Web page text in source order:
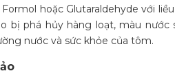
hoặc Glutaraldehyde với
bị phá hủy hàng loạt, màu nước
nước và sức khỏe của tôm.